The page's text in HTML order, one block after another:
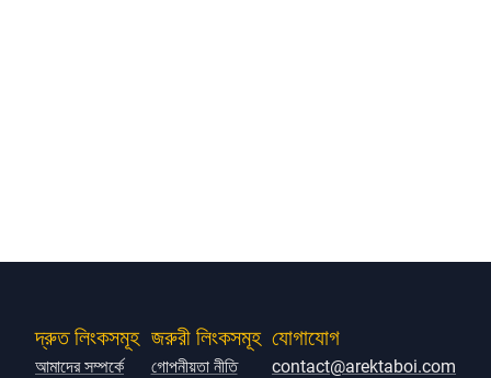
দ্রুত লিংকসমূহ
আমাদের সম্পর্কে
জরুরী লিংকসমূহ
গোপনীয়তা নীতি
যোগাযোগ
contact@arektaboi.com